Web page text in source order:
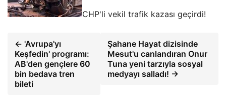
CHP'li vekil trafik kazası geçirdi!
← 'Avrupa'yı
Keşfedin' programı:
AB'den gençlere 60
bin bedava tren
bileti
Şahane Hayat dizisinde
Mesut'u canlandıran Onur
Tuna yeni tarzıyla sosyal
medyayı salladı! →